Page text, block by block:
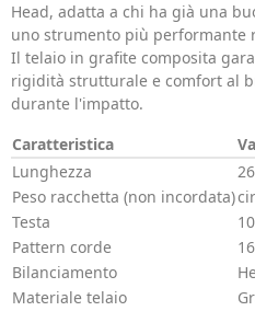
Head, adatta a chi ha già una
uno strumento più performante
Il telaio in grafite composita
rigidità strutturale e comfort al
durante l'impatto.
Caratteristica
Lunghezza
Peso racchetta (non incordata)
Testa
Pattern corde
Bilanciamento
Materiale telaio